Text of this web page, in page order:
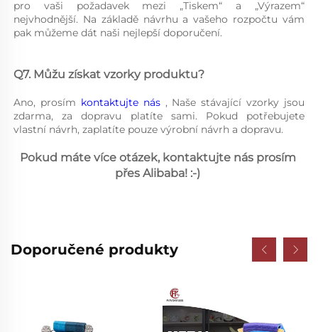
pro vaši požadavek mezi „Tiskem“ a „Výrazem“
nejvhodnější. Na základě návrhu a vašeho rozpočtu vám
pak můžeme dát naši nejlepší doporučení.
Q7. Můžu získat vzorky produktu?
Ano, prosím kontaktujte nás , Naše stávající vzorky jsou
zdarma, za dopravu platíte sami. Pokud potřebujete
vlastní návrh, zaplatíte pouze výrobní návrh a dopravu.
Pokud máte více otázek, kontaktujte nás prosím
přes Alibaba! :-)
Doporučené produkty